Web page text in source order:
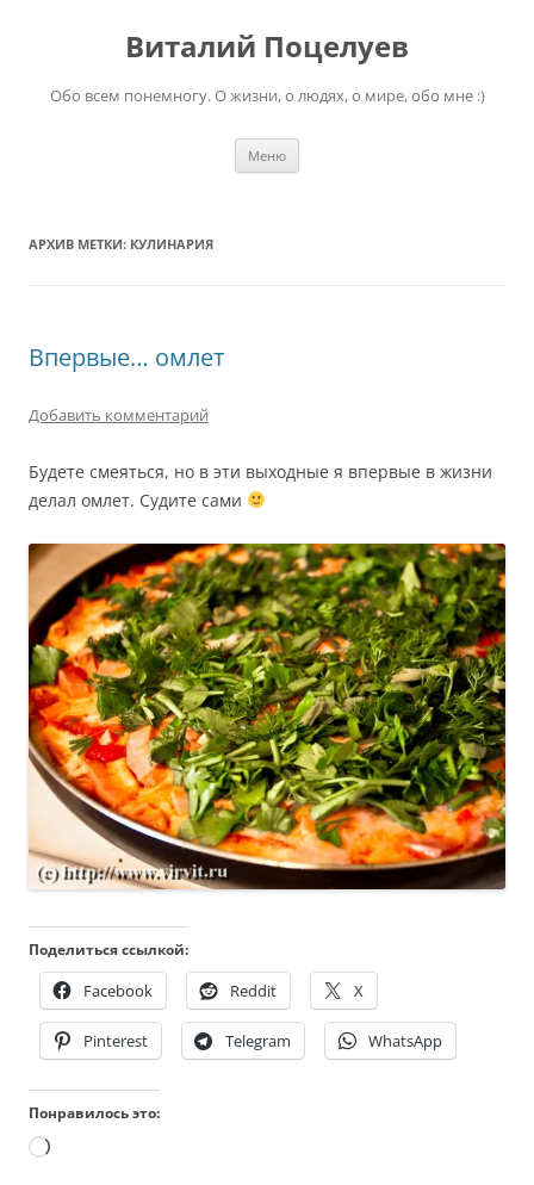
содержимомуВиталий Поцелуев
Обо всем понемногу. О жизни, о людях, о мире, обо мне :)
Меню
АРХИВ МЕТКИ: КУЛИНАРИЯ
Впервые… омлет
Добавить комментарий
Будете смеяться, но в эти выходные я впервые в жизни
делал омлет. Судите сами
Поделиться ссылкой:
Facebook Reddit X
Pinterest Telegram WhatsApp
Понравилось это:
Загрузка…